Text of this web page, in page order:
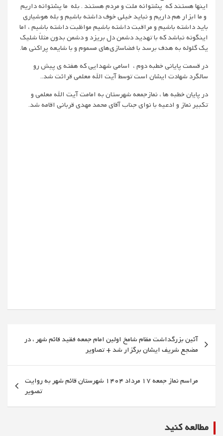
اینها هستند که پشتوانه ملت و مردم هستند . بله ما پشتوانه داریم
و ما ابزار هم داریم و نباید خیلی خوف داشته باشیم و بله هوشیاری
باید داشته باشیم و مراقبت داشته باشیم مواظبت داشته باشیم ، اما
اینگونه نباشد که با تهدید دشمن دل بریزد و دشمن بدون مثلاً شلیک
یک گلوله به هدف برسد با فضاسازی‌های مسموم و با شایعه پراکنی ها.
در قسمت پایانی خطبه دوم ، اسامی شهدایی که هفته ی پیش رو
سالگرد شهادت ایشان است توسط آیت الله معلمی قرائت شد..
در پایان خطبه ها ، نمازجمعه شهرستان به امامت آیت الله معلمی و
تکبیر نماز و ادعیه با نوای جناب آقای محمد مهدی قربانی اقامه شد.
راهبری
نوشتهآئین بزرگداشت مقام شامخ اولین امام جمعه فقید قائم شهر ، در
مضجع شریف ایشان برگزار شد + تصاویر
مراسم نماز جمعه 17 مرداد 1404 شهرستان قائم شهر به روایت
تصویر
مطالعه كنيد